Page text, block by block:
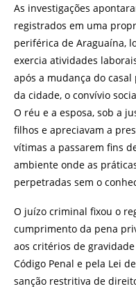
As investigações
registrados em uma
periférica de Araguaína,
exercia atividades
após a mudança do
da cidade, o convívio
O réu e a esposa, sob a
filhos e apreciavam a
vítimas a passarem fins
ambiente onde as
perpetradas sem o
O juízo criminal fixou o
cumprimento da pena
aos critérios de
Código Penal e pela Lei
sanção restritiva de